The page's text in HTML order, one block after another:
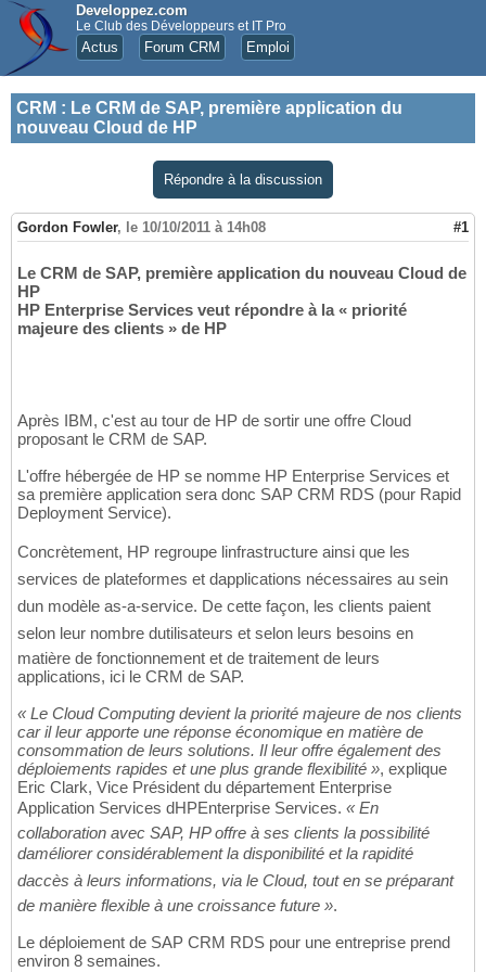
Developpez.com
Le Club des Développeurs et IT Pro
Actus Forum CRM Emploi
CRM : Le CRM de SAP, première application du
nouveau Cloud de HP
Répondre à la discussion
Gordon Fowler, le 10/10/2011 à 14h08 #1
Le CRM de SAP, première application du nouveau Cloud de
HP
HP Enterprise Services veut répondre à la « priorité
majeure des clients » de HP
Après IBM, c'est au tour de HP de sortir une offre Cloud
proposant le CRM de SAP.
L'offre hébergée de HP se nomme HP Enterprise Services et
sa première application sera donc SAP CRM RDS (pour Rapid
Deployment Service).
Concrètement, HP regroupe linfrastructure ainsi que les
services de plateformes et dapplications nécessaires au sein
dun modèle as-a-service. De cette façon, les clients paient
selon leur nombre dutilisateurs et selon leurs besoins en
matière de fonctionnement et de traitement de leurs
applications, ici le CRM de SAP.
« Le Cloud Computing devient la priorité majeure de nos clients
car il leur apporte une réponse économique en matière de
consommation de leurs solutions. Il leur offre également des
déploiements rapides et une plus grande flexibilité », explique
Eric Clark, Vice Président du département Enterprise
Application Services dHPEnterprise Services. « En
collaboration avec SAP, HP offre à ses clients la possibilité
daméliorer considérablement la disponibilité et la rapidité
daccès à leurs informations, via le Cloud, tout en se préparant
de manière flexible à une croissance future ».
Le déploiement de SAP CRM RDS pour une entreprise prend
environ 8 semaines.